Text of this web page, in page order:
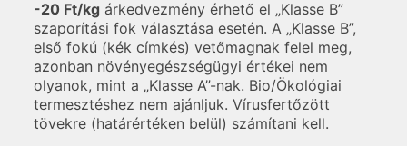
-20 Ft/kgárkedvezmény érhető el „Klasse B”
szaporítási fok választása esetén. A „Klasse B”,
első fokú (kék címkés) vetőmagnak felel meg,
azonban növényegészségügyi értékei nem
olyanok, mint a „Klasse A”-nak. Bio/Ökológiai
termesztéshez nem ajánljuk. Vírusfertőzött
tövekre (határértéken belül) számítani kell.